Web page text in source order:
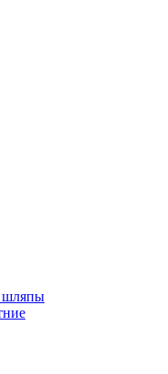
шляпы